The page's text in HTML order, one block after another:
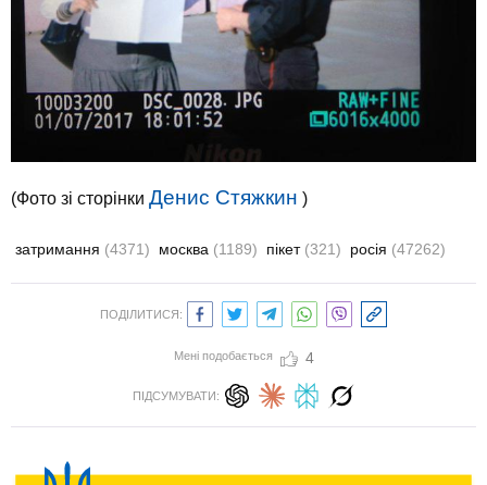
(Фото зі сторінки Денис Стяжкин )
затримання (4371) москва (1189) пікет (321) росія (47262)
ПОДІЛИТИСЯ:
Мені подобається 4
ПІДСУМУВАТИ: